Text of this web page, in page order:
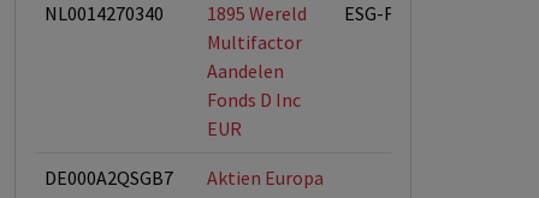
NL0014270340
1895 Wereld
Multifactor
Aandelen
Fonds D Inc
EUR
ESG-Fonds
DE000A2QSGB7
Aktien Europa